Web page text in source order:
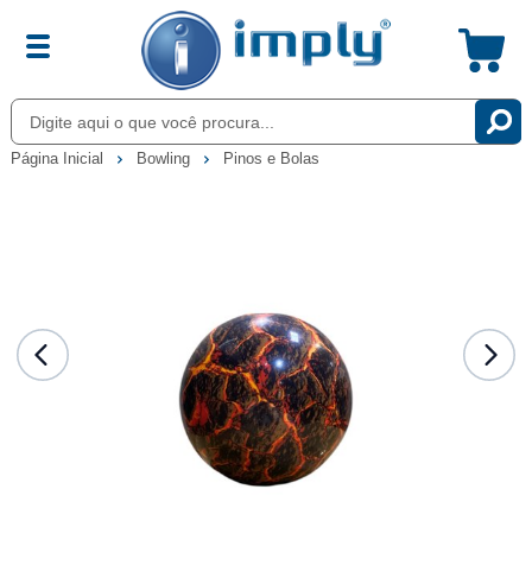
Página Inicial Bowling Pinos e Bolas